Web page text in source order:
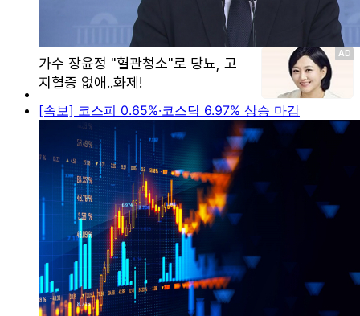
[속보] 코스피 0.65%·코스닥 6.97% 상승 마감